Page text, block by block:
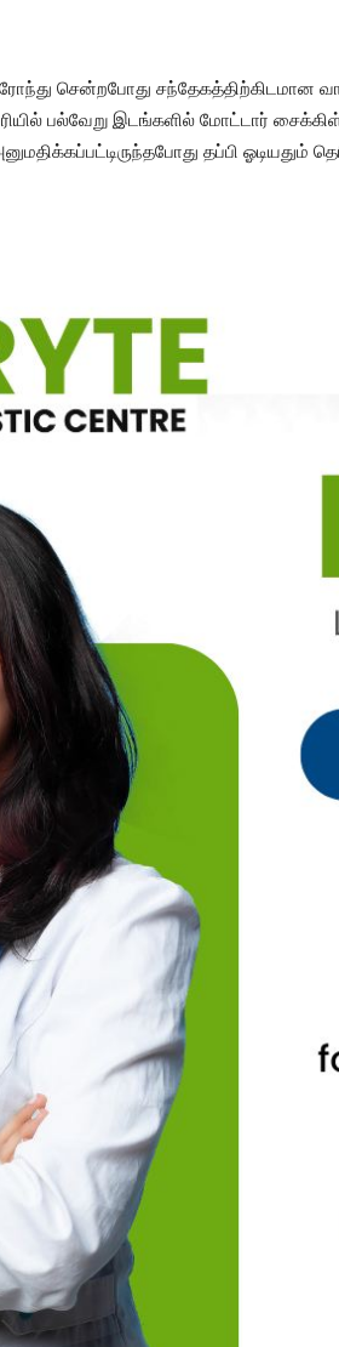
சென்றபோது சந்தேகத்திற்கிடமான
பல்வேறு இடங்களில் மோட்டார் சைக்கிள்
தப்பி